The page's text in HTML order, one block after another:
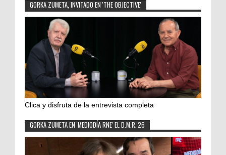
GORKA ZUMETA, INVITADO EN 'THE OBJECTIVE'
Clica y disfruta de la entrevista completa
GORKA ZUMETA EN 'MEDIODÍA RNE' EL D.M.R.'26